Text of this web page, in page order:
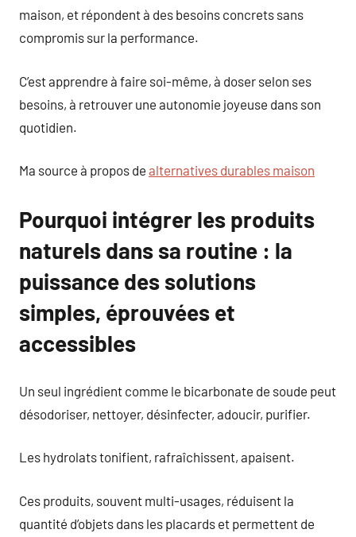
maison, et répondent à des besoins concrets sans
compromis sur la performance.
C’est apprendre à faire soi-même, à doser selon ses
besoins, à retrouver une autonomie joyeuse dans son
quotidien.
Ma source à propos de alternatives durables maison
Pourquoi intégrer les produits
naturels dans sa routine : la
puissance des solutions
simples, éprouvées et
accessibles
Un seul ingrédient comme le bicarbonate de soude peut
désodoriser, nettoyer, désinfecter, adoucir, purifier.
Les hydrolats tonifient, rafraîchissent, apaisent.
Ces produits, souvent multi-usages, réduisent la
quantité d’objets dans les placards et permettent de